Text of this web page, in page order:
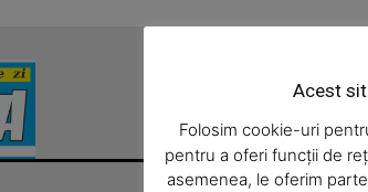
AdministratieAcest
Folosim cookie-uri
pentru a oferi funcții de
asemenea, le oferim